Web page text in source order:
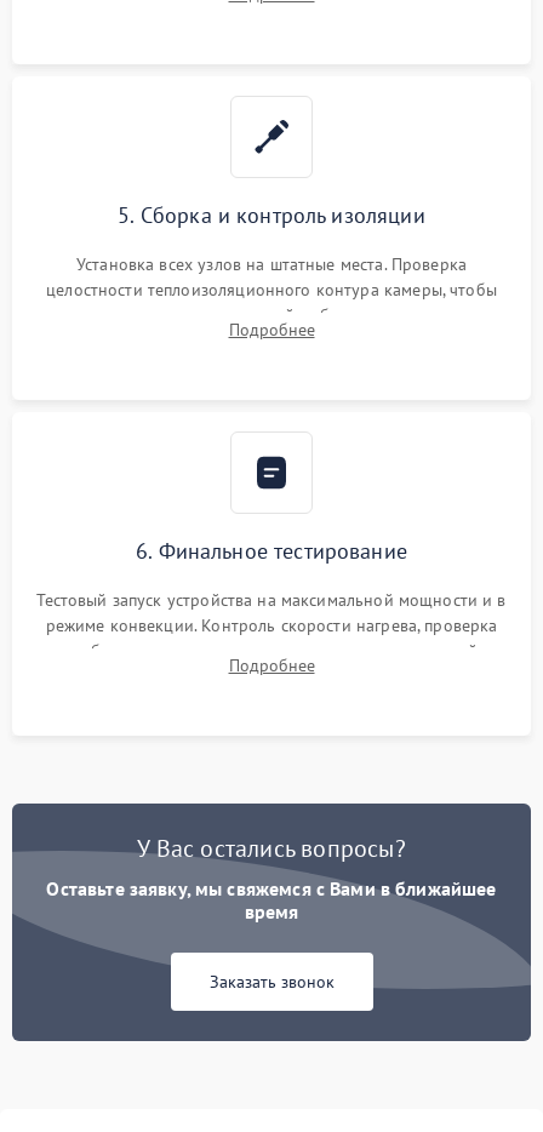
выгоревших реле, восстановление контактов и замена
5. Сборка и контроль изоляции
Установка всех узлов на штатные места. Проверка
целостности теплоизоляционного контура камеры, чтобы
исключить перегрев кухонной мебели и потерю тепла.
Надежная фиксация клемм и сборка корпуса шкафа.
Подробнее
6. Финальное тестирование
Тестовый запуск устройства на максимальной мощности и в
режиме конвекции. Контроль скорости нагрева, проверка
срабатывания термостата при достижении заданной
температуры и тест на отсутствие утечек тока.
Подробнее
У Вас остались вопросы?
Оставьте заявку, мы свяжемся с Вами в ближайшее
время
Заказать звонок